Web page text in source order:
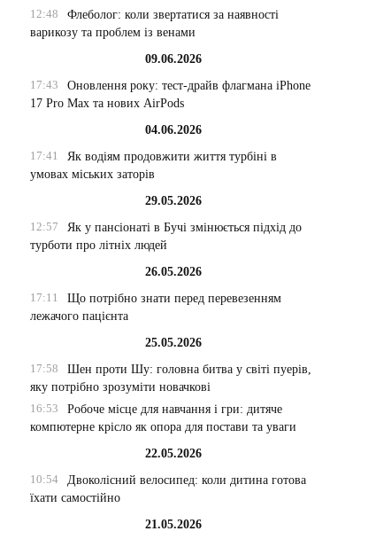
12:48
Флеболог: коли звертатися за наявності
варикозу та проблем із венами
09.06.2026
17:43
Оновлення року: тест-драйв флагмана iPhone
17 Pro Max та нових AirPods
04.06.2026
17:41
Як водіям продовжити життя турбіні в
умовах міських заторів
29.05.2026
12:57
Як у пансіонаті в Бучі змінюється підхід до
турботи про літніх людей
26.05.2026
17:11
Що потрібно знати перед перевезенням
лежачого пацієнта
25.05.2026
17:58
Шен проти Шу: головна битва у світі пуерів,
яку потрібно зрозуміти новачкові
16:53
Робоче місце для навчання і гри: дитяче
компютерне крісло як опора для постави та уваги
22.05.2026
10:54
Двоколісний велосипед: коли дитина готова
їхати самостійно
21.05.2026